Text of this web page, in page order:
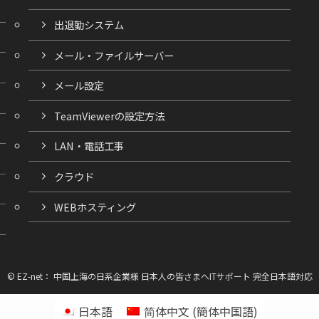
出退勤システム
メール・ファイルサーバー
メール設定
TeamViewerの設定方法
LAN・電話工事
クラウド
WEBホスティング
© EZ-net： 中国上海の日系企業様 日本人の皆さまへITサポート 完全日本語対応
日本語 简体中文 (簡体中国語)